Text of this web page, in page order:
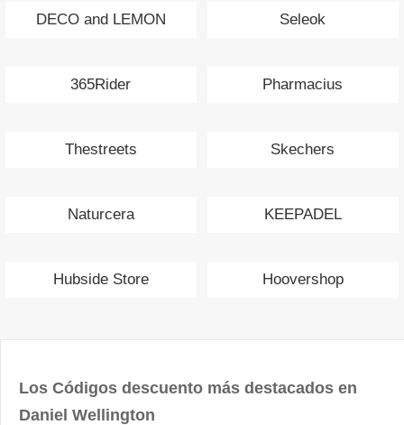
DECO and LEMON Seleok
365Rider Pharmacius
Thestreets Skechers
Naturcera KEEPADEL
Hubside Store Hoovershop
Los Códigos descuento más destacados en
Daniel Wellington